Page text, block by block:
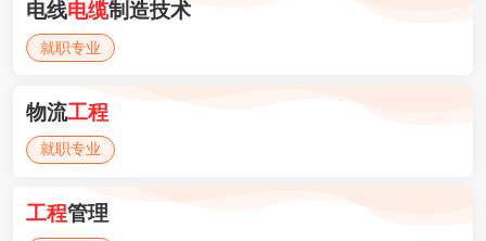
电线电缆制造技术
就职专业
物流工程
就职专业
工程管理